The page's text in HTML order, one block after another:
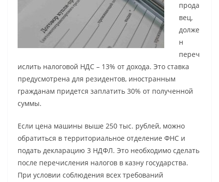
прода
вец,
долже
н
переч
ислить налоговой НДС – 13% от дохода. Это ставка
предусмотрена для резидентов, иностранным
гражданам придется заплатить 30% от полученной
суммы.
Если цена машины выше 250 тыс. рублей, можно
обратиться в территориальное отделение ФНС и
подать декларацию 3 НДФЛ. Это необходимо сделать
после перечисления налогов в казну государства.
При условии соблюдения всех требований